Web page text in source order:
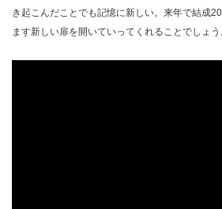
き起こんだことでも記憶に新しい。来年で結成
ます新しい扉を開いていってくれることでしょう